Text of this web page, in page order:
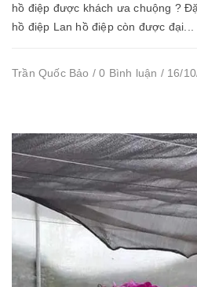
hồ điệp được khách ưa chuộng ?
hồ điệp Lan hồ điệp còn được đại...
Trần Quốc Bảo / 0 Bình luận / 16/